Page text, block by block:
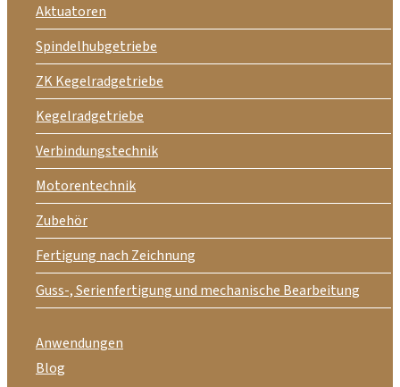
Aktuatoren
Spindelhubgetriebe
ZK Kegelradgetriebe
Kegelradgetriebe
Verbindungstechnik
Motorentechnik
Zubehör
Fertigung nach Zeichnung
Guss-, Serienfertigung und mechanische Bearbeitung
Anwendungen
Blog